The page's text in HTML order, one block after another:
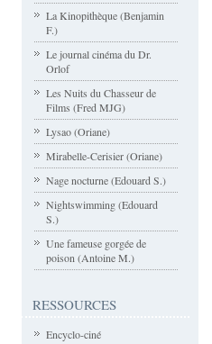
La Kinopithèque (Benjamin
F.)
Le journal cinéma du Dr.
Orlof
Les Nuits du Chasseur de
Films (Fred MJG)
Lysao (Oriane)
Mirabelle-Cerisier (Oriane)
Nage nocturne (Edouard S.)
Nightswimming (Edouard
S.)
Une fameuse gorgée de
poison (Antoine M.)
RESSOURCES
Encyclo-ciné